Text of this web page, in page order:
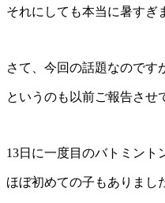
それにしても本当に暑すぎ
さて、今回の話題なのです
というのも以前ご報告させ
13日に一度目のバトミント
ほぼ初めての子もありまし